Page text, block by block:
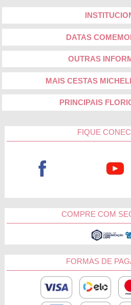
DATAS
OUTRAS
MAIS CESTAS
PRINCIPAIS
FIQUE
COMPRE COM
FORMAS DE